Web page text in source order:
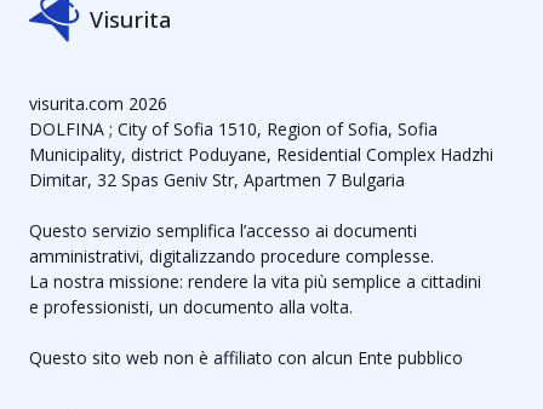
Visurita
visurita.com 2026
DOLFINA ; City of Sofia 1510, Region of Sofia, Sofia
Municipality, district Poduyane, Residential Complex Hadzhi
Dimitar, 32 Spas Geniv Str, Apartmen 7 Bulgaria
Questo servizio semplifica l’accesso ai documenti
amministrativi, digitalizzando procedure complesse.
La nostra missione: rendere la vita più semplice a cittadini
e professionisti, un documento alla volta.
Questo sito web non è affiliato con alcun Ente pubblico